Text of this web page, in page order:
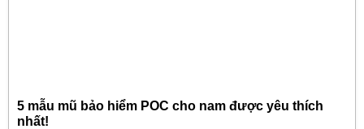
5 mẫu mũ bảo hiểm POC cho nam được yêu thích
nhất!